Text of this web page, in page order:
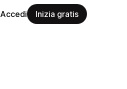
Accedi Inizia gratis